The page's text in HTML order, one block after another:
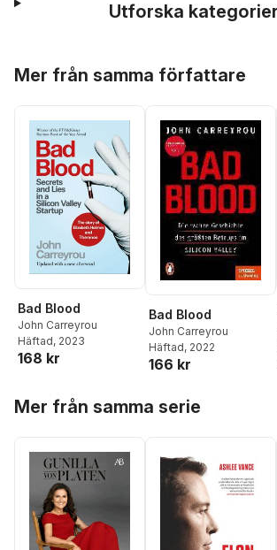
Utforska kategorier
Mer från samma författare
Bad Blood
John Carreyrou
Häftad, 2023
168 kr
Bad Blood
John Carreyrou
Häftad, 2022
166 kr
Mer från samma serie